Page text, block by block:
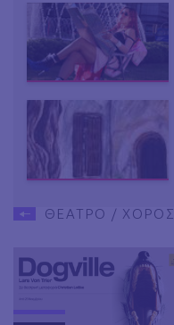
ΘΕΑΤΡΟ / ΧΟΡΟΣ